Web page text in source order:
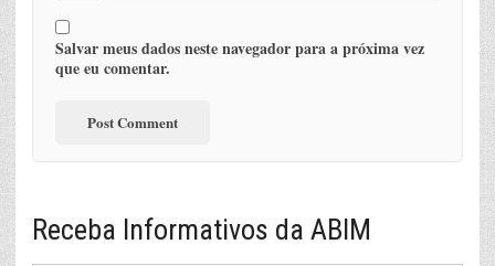
Salvar meus dados neste navegador para a próxima vez
que eu comentar.
Receba Informativos da ABIM